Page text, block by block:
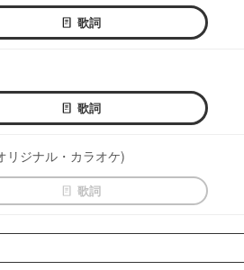
歌詞
歌詞
リジナル・カラオケ)
歌詞